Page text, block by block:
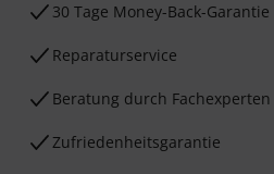
30 Tage Money-Back-Garantie
Reparaturservice
Beratung durch Fachexperten
Zufriedenheitsgarantie